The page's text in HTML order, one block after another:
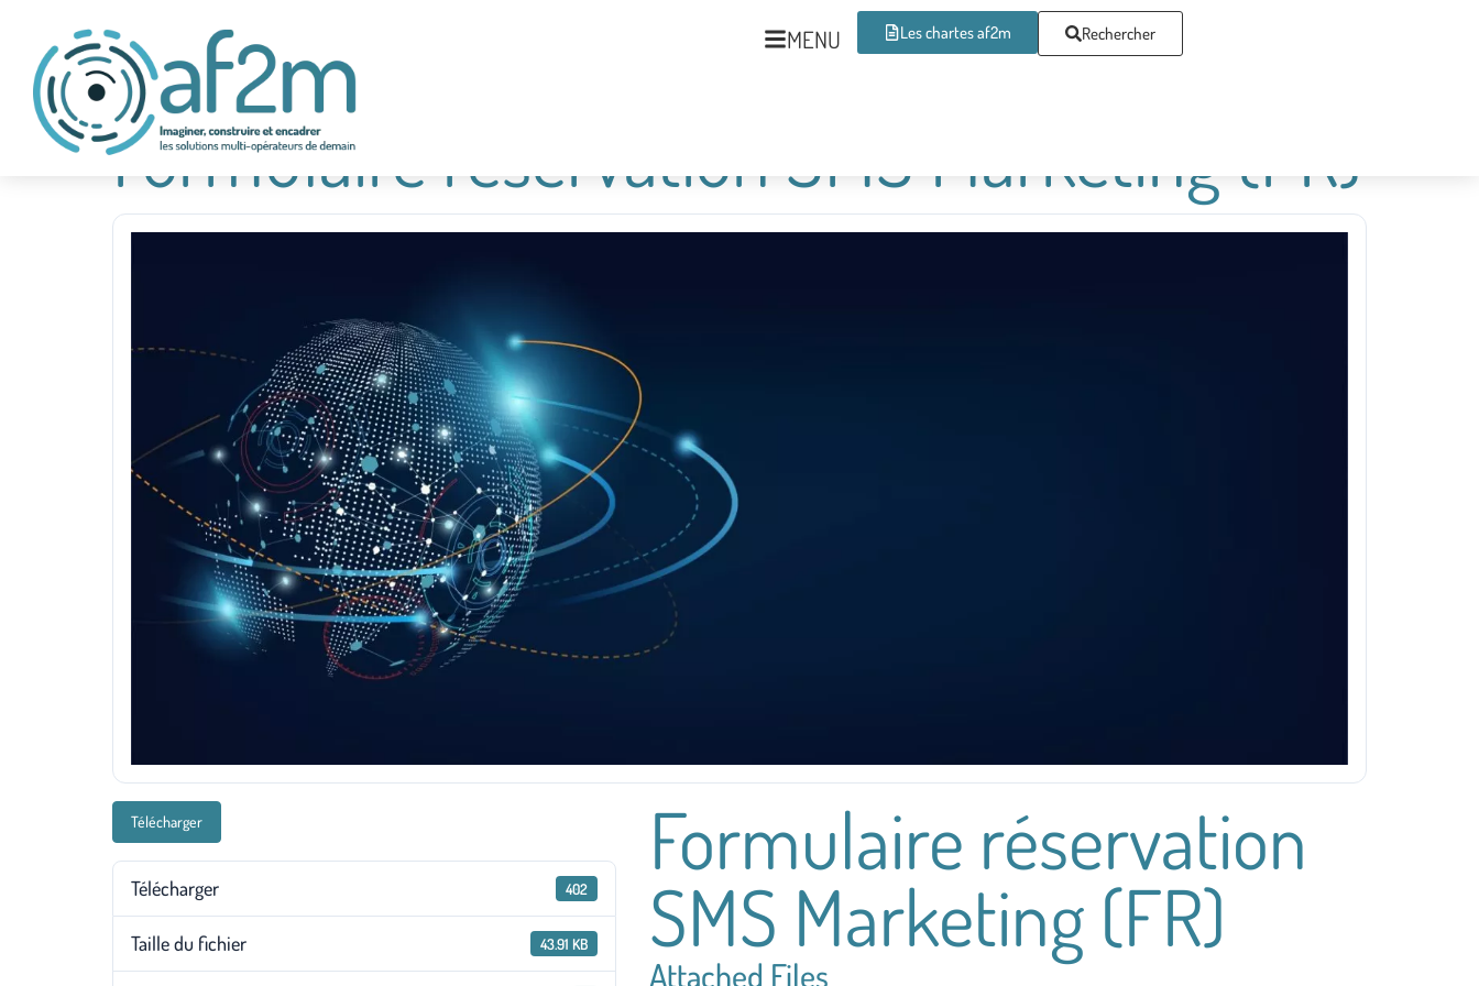
MENU Les chartes af2m Rechercher
Formulaire réservation SMS Marketing (FR)
Télécharger
Télécharger 402
Taille du fichier 43.91 KB
Formulaire réservation
SMS Marketing (FR)
Attached Files